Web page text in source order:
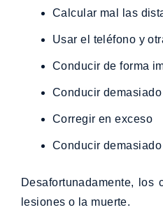
Calcular mal las
Usar el teléfono y
Conducir de forma
Conducir
Corregir en exceso
Conducir
Desafortunadamente,
lesiones o la muerte.